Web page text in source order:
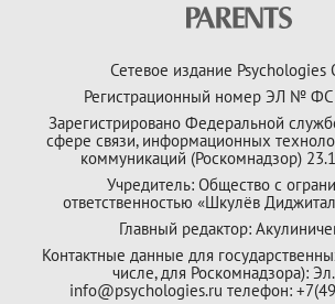
Сетевое издание Psychologies
Регистрационный номер ЭЛ № ФС
Зарегистрировано Федеральной
сфере связи, информационных
коммуникаций (Роскомнадзор)
Учредитель: Общество с
ответственностью «Шкулёв
Главный редактор:
Контактные данные для
числе, для Роскомнадзора):
info@psychologies.ru телефон: